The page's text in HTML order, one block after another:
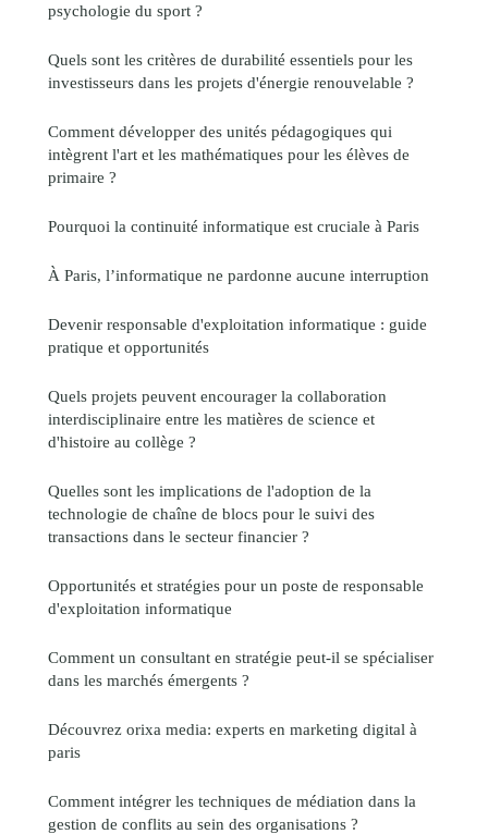
psychologie du sport ?
Quels sont les critères de durabilité essentiels pour les
investisseurs dans les projets d'énergie renouvelable ?
Comment développer des unités pédagogiques qui
intègrent l'art et les mathématiques pour les élèves de
primaire ?
Pourquoi la continuité informatique est cruciale à Paris
À Paris, l’informatique ne pardonne aucune interruption
Devenir responsable d'exploitation informatique : guide
pratique et opportunités
Quels projets peuvent encourager la collaboration
interdisciplinaire entre les matières de science et
d'histoire au collège ?
Quelles sont les implications de l'adoption de la
technologie de chaîne de blocs pour le suivi des
transactions dans le secteur financier ?
Opportunités et stratégies pour un poste de responsable
d'exploitation informatique
Comment un consultant en stratégie peut-il se spécialiser
dans les marchés émergents ?
Découvrez orixa media: experts en marketing digital à
paris
Comment intégrer les techniques de médiation dans la
gestion de conflits au sein des organisations ?